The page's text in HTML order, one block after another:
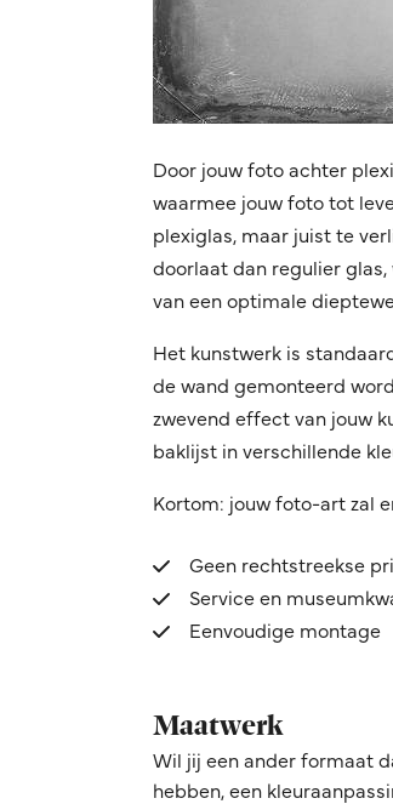
Door jouw foto achter
waarmee jouw foto tot
plexiglas, maar juist te
doorlaat dan regulier
van een optimale
Het kunstwerk is
de wand gemonteerd
zwevend effect van jouw
baklijst in verschillende
Kortom: jouw foto-art zal
Geen rechtstreekse
Service en
Eenvoudige montage
Maatwerk
Wil jij een ander formaat
hebben, een